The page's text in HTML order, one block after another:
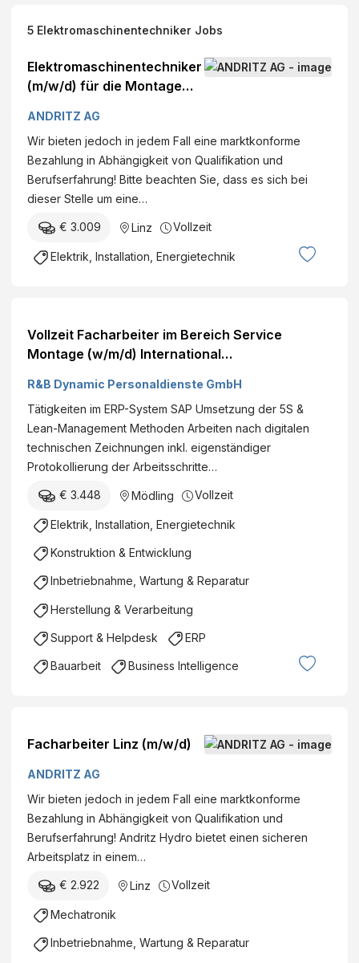
5 Elektromaschinentechniker Jobs
Elektromaschinentechniker
(m/w/d) für die Montage
Generatoren
ANDRITZ AG
Wir bieten jedoch in jedem Fall eine marktkonforme
Bezahlung in Abhängigkeit von Qualifikation und
Berufserfahrung! Bitte beachten Sie, dass es sich bei
dieser Stelle um eine…
€ 3.009 Linz Vollzeit
Elektrik, Installation, Energietechnik
Vollzeit Facharbeiter im Bereich Service
Montage (w/m/d) International
R&B Dynamic Personaldienste GmbH
Tätigkeiten im ERP-System SAP Umsetzung der 5S &
Lean-Management Methoden Arbeiten nach digitalen
technischen Zeichnungen inkl. eigenständiger
Protokollierung der Arbeitsschritte…
€ 3.448 Mödling Vollzeit
Elektrik, Installation, Energietechnik
Konstruktion & Entwicklung
Inbetriebnahme, Wartung & Reparatur
Herstellung & Verarbeitung
Support & Helpdesk ERP
Bauarbeit Business Intelligence
Facharbeiter Linz (m/w/d)
ANDRITZ AG
Wir bieten jedoch in jedem Fall eine marktkonforme
Bezahlung in Abhängigkeit von Qualifikation und
Berufserfahrung! Andritz Hydro bietet einen sicheren
Arbeitsplatz in einem…
€ 2.922 Linz Vollzeit
Mechatronik
Inbetriebnahme, Wartung & Reparatur